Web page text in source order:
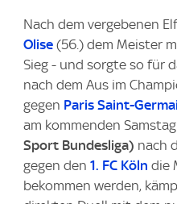
Nach dem vergebenen
Olise (56.) dem Meister
Sieg - und sorgte so für
nach dem Aus im
gegen Paris Saint-
am kommenden Samstag
Sport Bundesliga) nach
gegen den 1. FC Köln die
bekommen werden,